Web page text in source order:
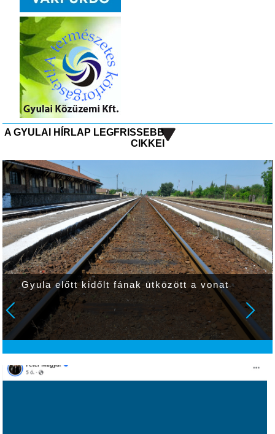
A GYULAI HÍRLAP LEGFRISSEBB
CIKKEI
Gyula előtt kidőlt fának ütközött a vonat